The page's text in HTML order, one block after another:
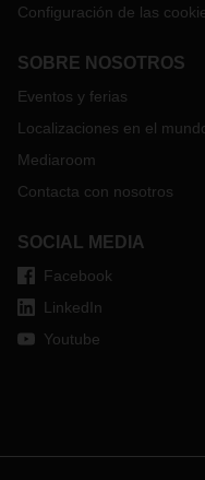
Configuración de las
SOBRE NOSOTROS
Eventos y ferias
Localizaciones en el
Mediaroom
Contacta con nosotros
SOCIAL MEDIA
Facebook
LinkedIn
Youtube